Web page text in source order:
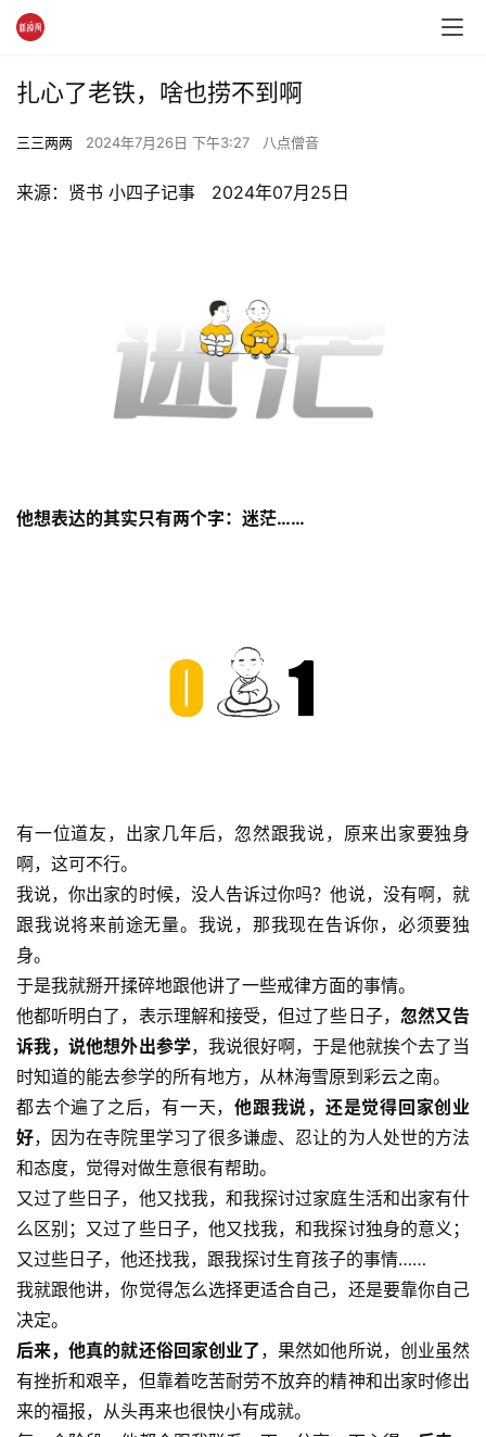
扎心了老铁，啥也捞不到啊
三三两两 2024年7月26日 下午3:27 八点僧音
来源：贤书 小四子记事   2024年07月25日
他想表达的其实只有两个字：迷茫……
有一位道友，出家几年后，忽然跟我说，原来出家要独身
啊，这可不行。
我说，你出家的时候，没人告诉过你吗？他说，没有啊，就
跟我说将来前途无量。我说，那我现在告诉你，必须要独
身。
于是我就掰开揉碎地跟他讲了一些戒律方面的事情。
他都听明白了，表示理解和接受，但过了些日子， 忽然又告
诉我，说他想外出参学，我说很好啊，于是他就挨个去了当
时知道的能去参学的所有地方，从林海雪原到彩云之南。
都去个遍了之后，有一天， 他跟我说，还是觉得回家创业
好，因为在寺院里学习了很多谦虚、忍让的为人处世的方法
和态度，觉得对做生意很有帮助。
又过了些日子，他又找我，和我探讨过家庭生活和出家有什
么区别；又过了些日子，他又找我，和我探讨独身的意义；
又过些日子，他还找我，跟我探讨生育孩子的事情……
我就跟他讲，你觉得怎么选择更适合自己，还是要靠你自己
决定。
后来，他真的就还俗回家创业了，果然如他所说，创业虽然
有挫折和艰辛，但靠着吃苦耐劳不放弃的精神和出家时修出
来的福报，从头再来也很快小有成就。